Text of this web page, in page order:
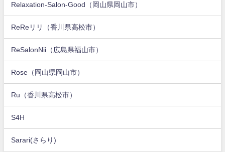
Relaxation-Salon-Good（岡山県岡山市）
ReReリリ（香川県高松市）
ReSalonNii（広島県福山市）
Rose（岡山県岡山市）
Ru（香川県高松市）
S4H
Sarari(さらり)